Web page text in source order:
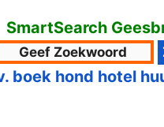
SmartSearch
boek hond hotel